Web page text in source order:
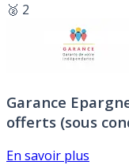
🥈 2
Garance
offerts (sous
En savoir plus